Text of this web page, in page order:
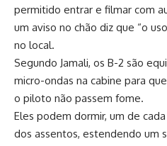
permitido entrar e filmar com
um aviso no chão diz que “o
no local.
Segundo Jamali, os B-2 são
micro-ondas na cabine para
o piloto não passem fome.
Eles podem dormir, um de
dos assentos, estendendo um